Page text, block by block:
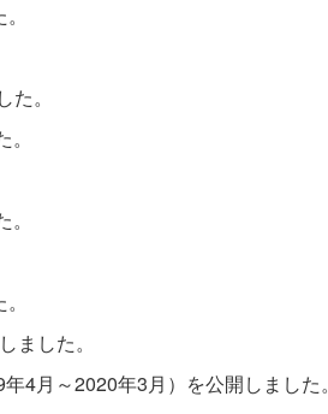
。
ました。
4月～2020年3月）を公開しました。